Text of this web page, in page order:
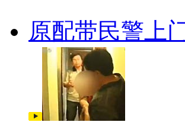
原配带民警上